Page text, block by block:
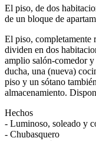
El piso, de dos
de un bloque de
El piso, completamente
dividen en dos
amplio salón-comedor
ducha, una (nueva)
piso y un sótano
almacenamiento.
Hechos
- Luminoso, soleado y
- Chubasquero